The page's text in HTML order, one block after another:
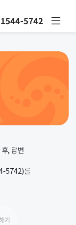
1544-5742
, 답변
5742)를
기